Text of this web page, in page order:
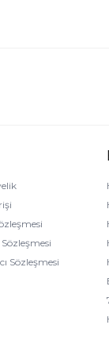
aşağıdaki
Sözleşmesi